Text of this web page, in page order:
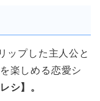
ップした主人公と
楽しめる恋愛シ
シ】。